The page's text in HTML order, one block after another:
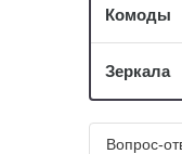
Комоды
Зеркала
Вопрос-